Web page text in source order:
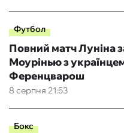
Футбол
8 серпня 21:53
Повний матч Луніна
Моурінью з
Ференцварош
Бокс